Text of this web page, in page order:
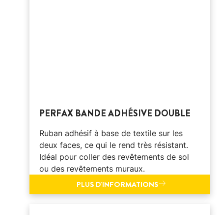
PERFAX BANDE ADHÉSIVE DOUBLE
Ruban adhésif à base de textile sur les
deux faces, ce qui le rend très résistant.
Idéal pour coller des revêtements de sol
ou des revêtements muraux.
PLUS D'INFORMATIONS